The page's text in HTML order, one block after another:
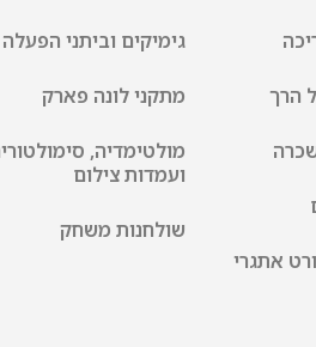
הרך
אתגרי
גימיקים וביתני הפעלה
מתקני לונה פארק
מולטימדיה,
ועמדות צילום
שולחנות משחק